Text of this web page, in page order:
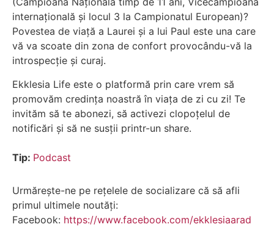
internațională şi locul 3 la Campionatul European)?
Povestea de viață a Laurei și a lui Paul este una care
vă va scoate din zona de confort provocându-vă la
introspecție și curaj.
Ekklesia Life este o platformă prin care vrem să
promovăm credința noastră în viața de zi cu zi! Te
invităm să te abonezi, să activezi clopoțelul de
notificări și să ne susții printr-un share.
Tip: Podcast
Urmărește-ne pe rețelele de socializare că să afli
primul ultimele noutăți:
Facebook: https://www.facebook.com/ekklesiaarad